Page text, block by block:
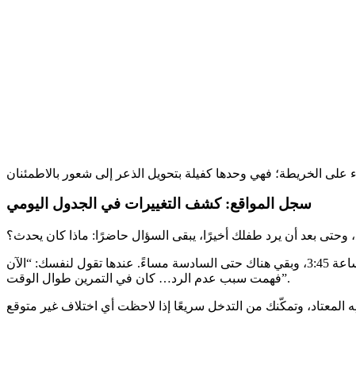
سجل المواقع: كشف التغييرات في الجدول اليومي
وحتى بعد أن يرد طفلك أخيرًا، يبقى السؤال حاضرًا: ماذا كان يحدث؟
هنا يمكنك الاطلاع على سجل المواقع، الذي يعرض لك تسلسلًا واضحًا وموضوعيًا: غادر المدرسة الساعة 3:30، وصل إلى ملعب الرياضة الساعة 3:45، وبقي هناك حتى السادسة مساءً. عندها تقول لنفسك: “الآن
فهمت سبب عدم الرد… كان في التمرين طوال الوقت”.